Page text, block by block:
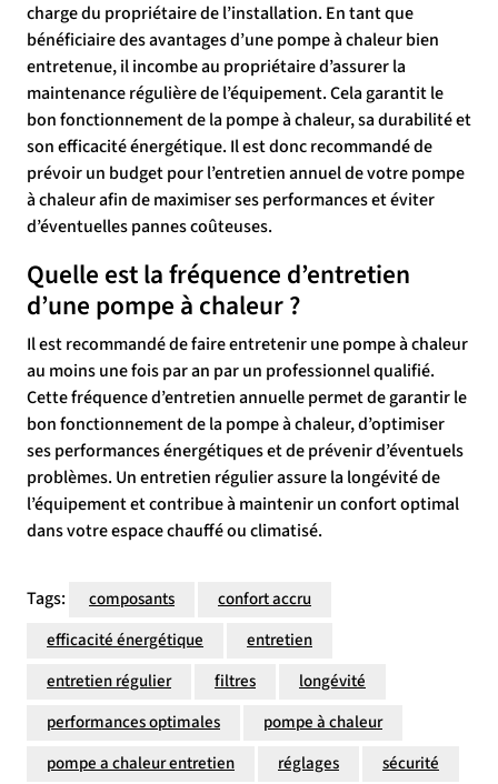
charge du propriétaire de l’installation. En tant que
bénéficiaire des avantages d’une pompe à chaleur bien
entretenue, il incombe au propriétaire d’assurer la
maintenance régulière de l’équipement. Cela garantit le
bon fonctionnement de la pompe à chaleur, sa durabilité et
son efficacité énergétique. Il est donc recommandé de
prévoir un budget pour l’entretien annuel de votre pompe
à chaleur afin de maximiser ses performances et éviter
d’éventuelles pannes coûteuses.
Quelle est la fréquence d’entretien
d’une pompe à chaleur ?
Il est recommandé de faire entretenir une pompe à chaleur
au moins une fois par an par un professionnel qualifié.
Cette fréquence d’entretien annuelle permet de garantir le
bon fonctionnement de la pompe à chaleur, d’optimiser
ses performances énergétiques et de prévenir d’éventuels
problèmes. Un entretien régulier assure la longévité de
l’équipement et contribue à maintenir un confort optimal
dans votre espace chauffé ou climatisé.
Tags: composants
confort accru
efficacité énergétique
entretien
entretien régulier
filtres
longévité
performances optimales
pompe à chaleur
pompe a chaleur entretien
réglages sécurité